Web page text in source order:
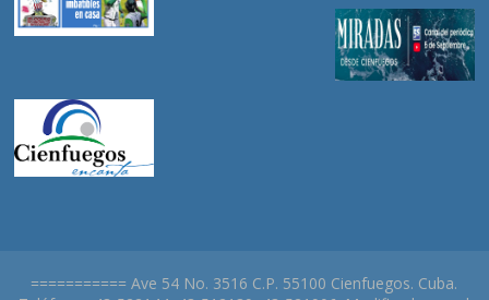
=========== Ave 54 No. 3516 C.P. 55100 Cienfuegos. Cuba.